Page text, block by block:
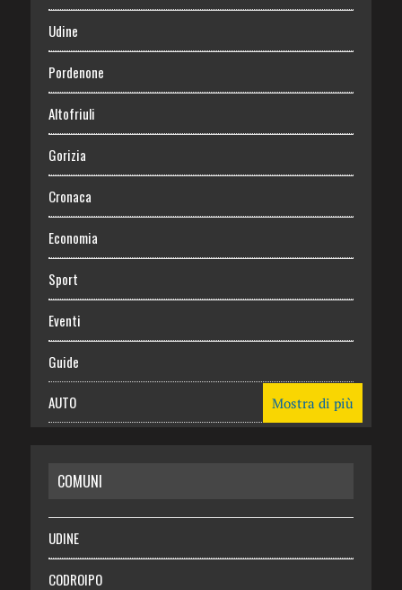
Udine
Pordenone
Altofriuli
Gorizia
Cronaca
Economia
Sport
Eventi
Guide
AUTO
RISPARMIO
SALUTE
Necrologie
Mostra di più
COMUNI
UDINE
CODROIPO